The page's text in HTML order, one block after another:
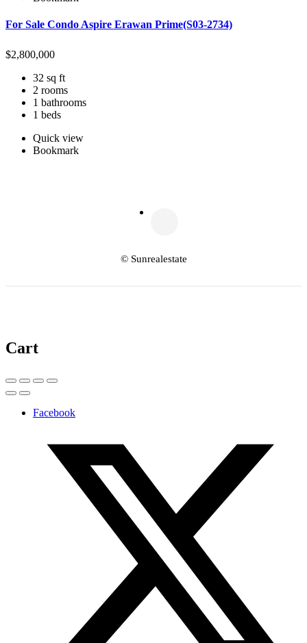
For Sale Condo Aspire Erawan Prime(S03-2734)
$2,800,000
32 sq ft
2 rooms
1 bathrooms
1 beds
Quick view
Bookmark
© Sunrealestate
Cart
Facebook